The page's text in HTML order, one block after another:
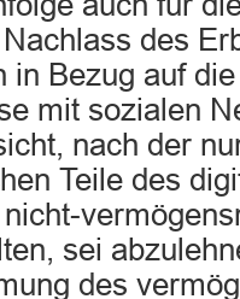
des
in Bezug auf die
mit sozialen
nach der
Teile des
sei
des